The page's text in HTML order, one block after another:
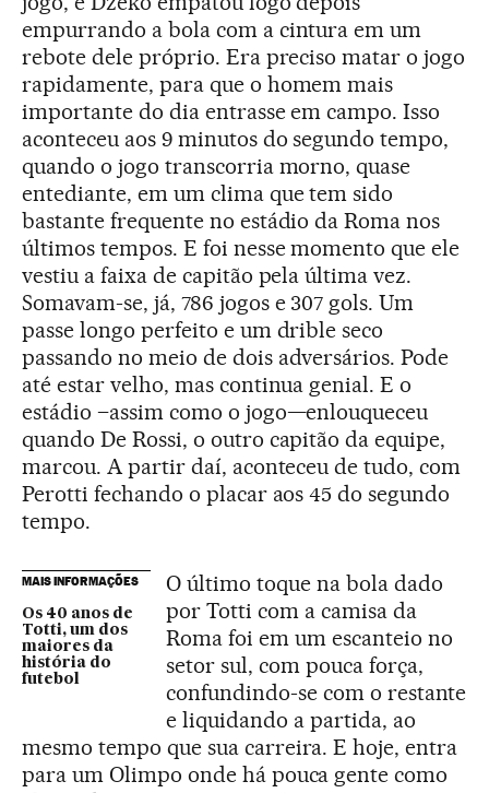
empurrando a bola com a cintura em um
rebote dele próprio. Era preciso matar o jogo
rapidamente, para que o homem mais
importante do dia entrasse em campo. Isso
aconteceu aos 9 minutos do segundo tempo,
quando o jogo transcorria morno, quase
entediante, em um clima que tem sido
bastante frequente no estádio da Roma nos
últimos tempos. E foi nesse momento que ele
vestiu a faixa de capitão pela última vez.
Somavam-se, já, 786 jogos e 307 gols. Um
passe longo perfeito e um drible seco
passando no meio de dois adversários. Pode
até estar velho, mas continua genial. E o
estádio –assim como o jogo—enlouqueceu
quando De Rossi, o outro capitão da equipe,
marcou. A partir daí, aconteceu de tudo, com
Perotti fechando o placar aos 45 do segundo
tempo.
MAIS INFORMAÇÕES
Os 40 anos de
Totti, um dos
maiores da
história do
futebol
O último toque na bola dado
por Totti com a camisa da
Roma foi em um escanteio no
setor sul, com pouca força,
confundindo-se com o restante
e liquidando a partida, ao
mesmo tempo que sua carreira. E hoje, entra
para um Olimpo onde há pouca gente como